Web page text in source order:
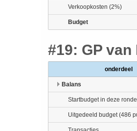
Verkoopkosten (2%)
Budget
#19: GP
onderdeel
Balans
Startbudget in deze ronde
Uitgedeeld budget (486